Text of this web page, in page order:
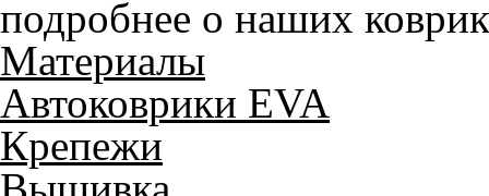
подробнее о наших
Материалы
Автоковрики EVA
Крепежи